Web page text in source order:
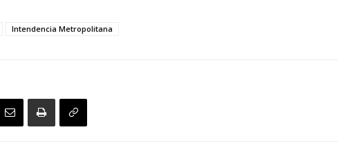
Intendencia Metropolitana